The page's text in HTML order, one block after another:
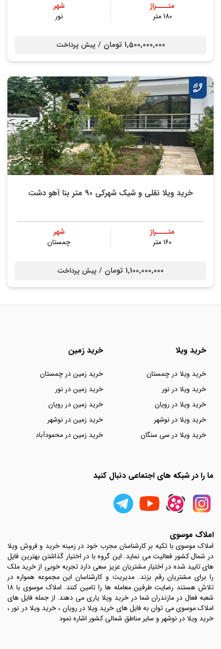
متــــراژ
180 متر
شهر
نور
1,500,000,000 تومان / پیش پرداخت
خرید ویلا نقلی و شیک شهرکی ۹۰ متر بنا آهو دشت
متــــراژ
۱۶۰ متر
شهر
چمستان
1,100,000,000 تومان / پیش پرداخت
خرید ویلا
خرید ویلا در چمستان
خرید ویلا در نور
خرید ویلا در رویان
خرید ویلا در نوشهر
خرید ویلا در سی سنگان
خرید زمین
خرید زمین در چمستان
خرید زمین در نور
خرید زمین در رویان
خرید زمین در نوشهر
خرید زمین در محمودآباد
ما را در شبکه های اجتماعی دنبال کنید
املاک موسوی
املاک موسوی با تکیه بر کارشناسان مجرب خود در زمینه خرید و فروش ویلا
در شمال کشور فعالیت می نماید. این گروه با در اختیار گذاشتن بهترین فایل
های تایید شده در اختیار مشتریان عزیز سعی دارد تجربه خوبی از خرید ملک
را برای مشتریان رقم بزند. مدیریت و کارشناسان این مجموعه همواره در
تلاش هستند رضایت طرفین معامله ها را تامین کنند. املاک موسوی با 18
شعبه فعال در مازندران شما در خرید ویلا یاری می دهند. از جمله فایل های
املاک موسوی می توان به فایل های خرید ویلا در رویان ، خرید ویلا در نور ،
خرید ویلا در نوشهر و سایر مناطق شمالی کشور اشاره نمود